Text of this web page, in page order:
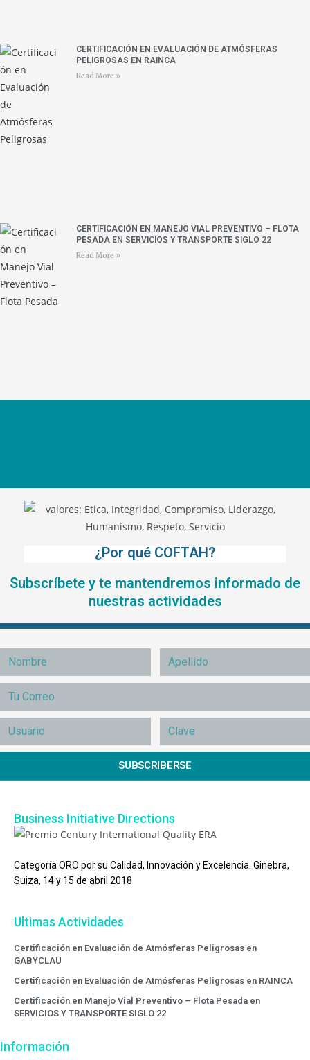
CERTIFICACIÓN EN EVALUACIÓN DE ATMÓSFERAS
PELIGROSAS EN RAINCA
Read More »
CERTIFICACIÓN EN MANEJO VIAL PREVENTIVO – FLOTA
PESADA EN SERVICIOS Y TRANSPORTE SIGLO 22
Read More »
¿Por qué COFTAH?
Subscríbete y te mantendremos informado de
nuestras actividades
SUBSCRIBERSE
Business Initiative Directions
Categoría ORO por su Calidad, Innovación y Excelencia. Ginebra,
Suiza, 14 y 15 de abril 2018
Ultimas Actividades
Certificación en Evaluación de Atmósferas Peligrosas en
GABYCLAU
Certificación en Evaluación de Atmósferas Peligrosas en RAINCA
Certificación en Manejo Vial Preventivo – Flota Pesada en
SERVICIOS Y TRANSPORTE SIGLO 22
Información